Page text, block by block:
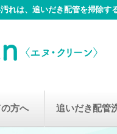
れは、追いだき配管を掃除
方へ 追いだき配管